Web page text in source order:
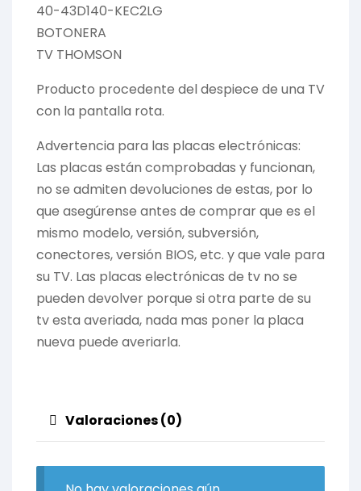
40-43D140-KEC2LG
BOTONERA
TV THOMSON
Producto procedente del despiece de una TV
con la pantalla rota.
Advertencia para las placas electrónicas:
Las placas están comprobadas y funcionan,
no se admiten devoluciones de estas, por lo
que asegúrense antes de comprar que es el
mismo modelo, versión, subversión,
conectores, versión BIOS, etc. y que vale para
su TV. Las placas electrónicas de tv no se
pueden devolver porque si otra parte de su
tv esta averiada, nada mas poner la placa
nueva puede averiarla.
Valoraciones (0)